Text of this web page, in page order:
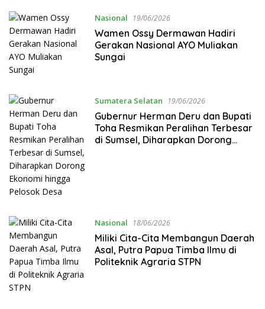
Nasional 19/06/2026
Wamen Ossy Dermawan Hadiri
Gerakan Nasional AYO Muliakan
Sungai
Sumatera Selatan 19/06/2026
Gubernur Herman Deru dan Bupati
Toha Resmikan Peralihan Terbesar
di Sumsel, Diharapkan Dorong
Nasional 18/06/2026
Miliki Cita-Cita Membangun Daerah
Asal, Putra Papua Timba Ilmu di
Politeknik Agraria STPN